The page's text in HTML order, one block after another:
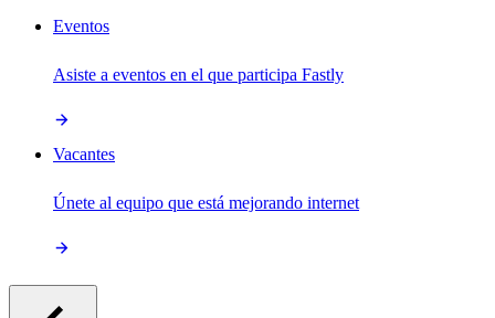
Eventos
Asiste a eventos en el que participa Fastly
Vacantes
Únete al equipo que está mejorando internet